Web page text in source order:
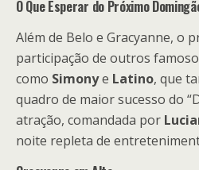
O Que Esperar do Próximo
Além de Belo e Gracyanne, o
participação de outros
como Simonye Latino, que
quadro de maior sucesso do
atração, comandada por
noite repleta de